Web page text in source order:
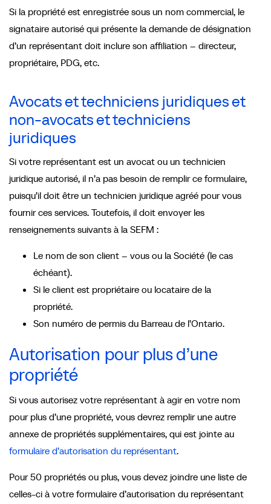
Si la propriété est enregistrée sous un nom commercial, le
signataire autorisé qui présente la demande de désignation
d’un représentant doit inclure son affiliation – directeur,
propriétaire, PDG, etc.
Avocats et techniciens juridiques et
non-avocats et techniciens
juridiques
Si votre représentant est un avocat ou un technicien
juridique autorisé, il n’a pas besoin de remplir ce formulaire,
puisqu’il doit être un technicien juridique agréé pour vous
fournir ces services. Toutefois, il doit envoyer les
renseignements suivants à la SEFM :
Le nom de son client – vous ou la Société (le cas
échéant).
Si le client est propriétaire ou locataire de la
propriété.
Son numéro de permis du Barreau de l’Ontario.
Autorisation pour plus d’une
propriété
Si vous autorisez votre représentant à agir en votre nom
pour plus d’une propriété, vous devrez remplir une autre
annexe de propriétés supplémentaires, qui est jointe au
formulaire d’autorisation du représentant.
Pour 50 propriétés ou plus, vous devez joindre une liste de
celles-ci à votre formulaire d’autorisation du représentant